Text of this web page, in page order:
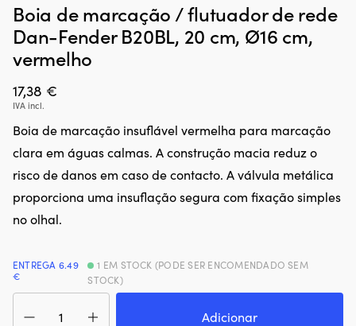
Boia de marcação / flutuador de rede
Dan-Fender B20BL, 20 cm, Ø16 cm,
vermelho
17,38 €
IVA incl.
Boia de marcação insuflável vermelha para marcação
clara em águas calmas. A construção macia reduz o
risco de danos em caso de contacto. A válvula metálica
proporciona uma insuflação segura com fixação simples
no olhal.
ENTREGA 6.49
€
1 EM STOCK (PODE SER ENCOMENDADO SEM
STOCK)
Quantidade
de
Adicionar